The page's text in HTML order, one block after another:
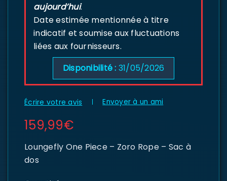
aujourd’hui.
Date estimée mentionnée à titre
indicatif et soumise aux fluctuations
liées aux fournisseurs.
Disponibilité : 31/05/2026
Écrire votre avis Envoyer à un ami
159,99€
Loungefly One Piece – Zoro Rope – Sac à
dos